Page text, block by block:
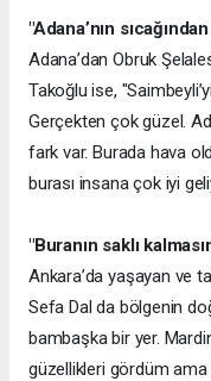
"Adana’nın
Adana’dan Obruk
Takoğlu ise,
Gerçekten çok güzel.
fark var. Burada hava
burası insana çok iyi
"Buranın saklı
Ankara’da yaşayan ve
Sefa Dal da bölgenin
bambaşka bir yer.
güzellikleri gördüm ama